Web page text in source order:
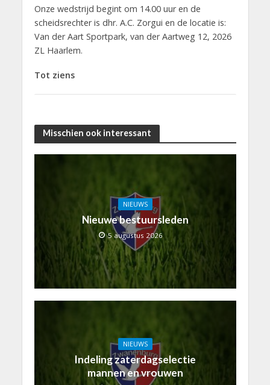
Onze wedstrijd begint om 14.00 uur en de
scheidsrechter is dhr. A.C. Zorgui en de locatie is:
Van der Aart Sportpark, van der Aartweg 12, 2026
ZL Haarlem.
Tot ziens
Misschien ook interessant
NIEUWS
Nieuwe bestuursleden
5 augustus 2026
NIEUWS
Indeling zaterdagselectie
mannen en vrouwen